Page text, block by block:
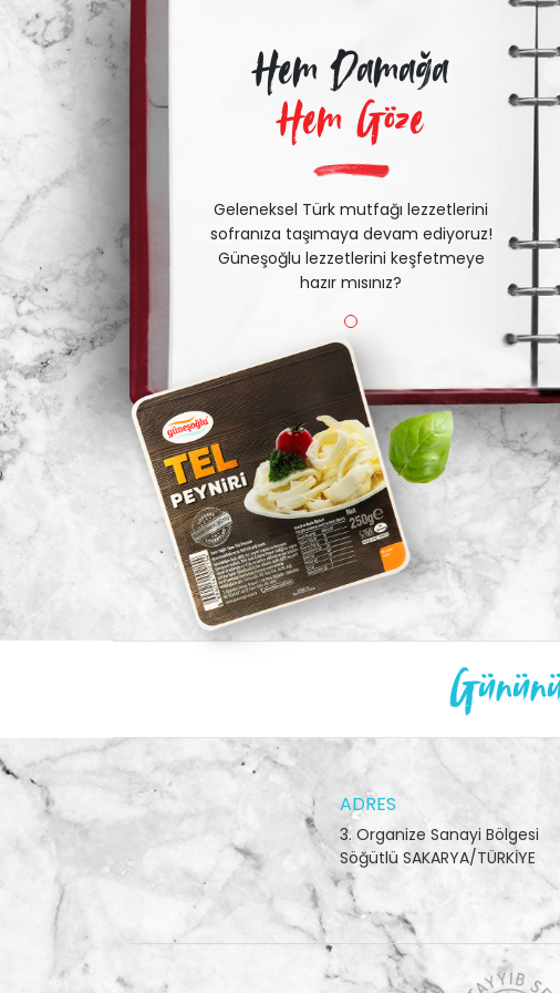
Hem Damağa
Hem Göze
Geleneksel Türk mutfağı lezzetlerini
sofranıza taşımaya devam ediyoruz!
Güneşoğlu lezzetlerini keşfetmeye
hazır mısınız?
ADRES
3. Organize Sanayi Bölgesi
Söğütlü SAKARYA/TÜRKİYE